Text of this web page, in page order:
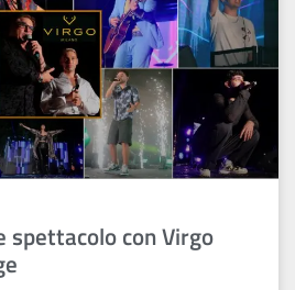
spettacolo con Virgo